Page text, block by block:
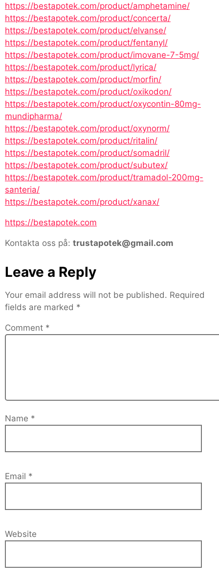
https://bestapotek.com/product/amphetamine/
https://bestapotek.com/product/concerta/
https://bestapotek.com/product/elvanse/
https://bestapotek.com/product/fentanyl/
https://bestapotek.com/product/imovane-7-5mg/
https://bestapotek.com/product/lyrica/
https://bestapotek.com/product/morfin/
https://bestapotek.com/product/oxikodon/
https://bestapotek.com/product/oxycontin-80mg-
mundipharma/
https://bestapotek.com/product/oxynorm/
https://bestapotek.com/product/ritalin/
https://bestapotek.com/product/somadril/
https://bestapotek.com/product/subutex/
https://bestapotek.com/product/tramadol-200mg-
santeria/
https://bestapotek.com/product/xanax/
https://bestapotek.com
Kontakta oss på: trustapotek@gmail.com
Leave a Reply
Your email address will not be published. Required
fields are marked *
Comment *
Name *
Email *
Website